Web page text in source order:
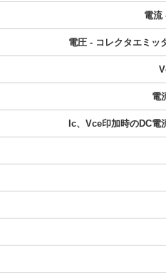
電流
電圧 - コレクタエミッ
電
Ic、Vce印加時のDC電